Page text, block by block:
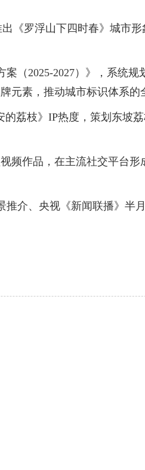
《罗浮山下四时春》城市形
（2025-2027）》，系统规
元素，推动城市标识体系的
荔枝》IP热度，策划东坡荔
作品，在主流社交平台形
介、央视《新闻联播》半